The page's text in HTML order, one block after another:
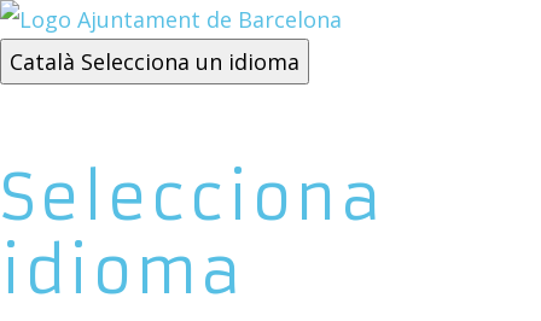
Català Selecciona un idioma
Selecciona
idioma